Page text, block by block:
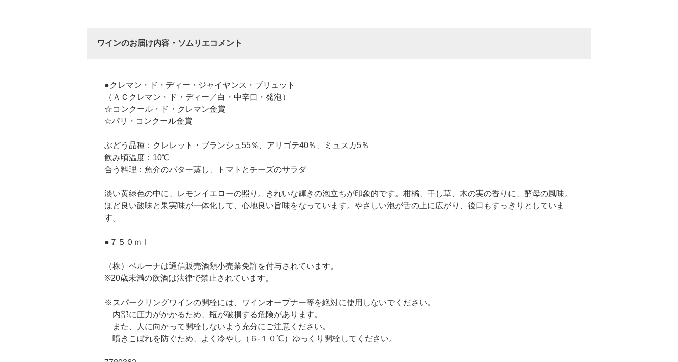
ワインのお届け内容・ソムリエコメント
●クレマン・ド・ディー・ジャイヤンス・ブリュット
（ＡＣクレマン・ド・ディー／白・中辛口・発泡）
☆コンクール・ド・クレマン金賞
☆パリ・コンクール金賞
ぶどう品種：クレレット・ブランシュ55％、アリゴテ40％、ミュスカ5％
飲み頃温度：10℃
合う料理：魚介のバター蒸し、トマトとチーズのサラダ
淡い黄緑色の中に、レモンイエローの照り。きれいな輝きの泡立ちが印象的です。柑橘、干し草、木の実の香りに、酵母の風味。
ほど良い酸味と果実味が一体化して、心地良い旨味をなっています。やさしい泡が舌の上に広がり、後口もすっきりとしていま
す。
●７５０ｍｌ
（株）ベルーナは通信販売酒類小売業免許を付与されています。
※20歳未満の飲酒は法律で禁止されています。
※スパークリングワインの開栓には、ワインオープナー等を絶対に使用しないでください。
内部に圧力がかかるため、瓶が破損する危険があります。
また、人に向かって開栓しないよう充分にご注意ください。
噴きこぼれを防ぐため、よく冷やし（６-１０℃）ゆっくり開栓してください。